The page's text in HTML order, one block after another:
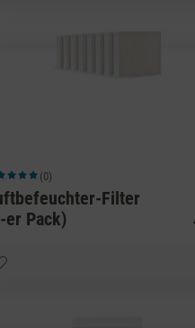
Bewertung von 5 von 5
(0)
Filter
er Pack)